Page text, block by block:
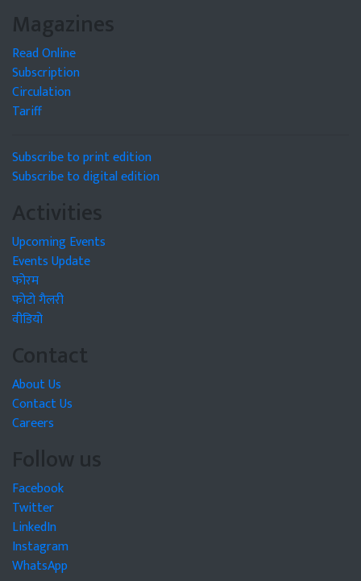
Magazines
Read Online
Subscription
Circulation
Tariff
Subscribe to print edition
Subscribe to digital edition
Activities
Upcoming Events
Events Update
फोरम
फोटो गैलरी
वीडियो
Contact
About Us
Contact Us
Careers
Follow us
Facebook
Twitter
LinkedIn
Instagram
WhatsApp